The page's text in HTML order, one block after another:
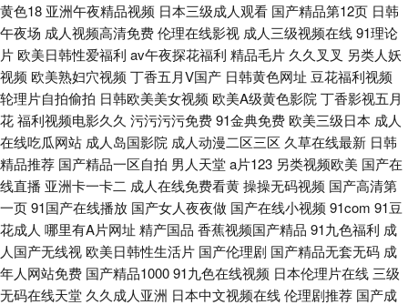
黄色18 亚洲午夜精品视频 日本三级成人观看 国产精品第12页 日韩
午夜场 成人视频高清免费伦理在线影视 成人三级视频在线91理论
片 欧美日韩性爱福利 av午夜探花福利 精品毛片 久久叉叉 另类人妖
视频 欧美熟妇穴视频 丁香五月V国产 日韩黄色网址 豆花福利视频
轮理片自拍偷拍 日韩欧美美女视频 欧美A级黄色影院 丁香影视五月
花福利视频电影久久 污污污污免费91金典免费 欧美三级日本 成人
在线吃瓜网站 成人岛国影院 成人动漫二区三区 久草在线最新 日韩
精品推荐 国产精品一区自拍 男人天堂a片123 另类视频欧美 国产在
线直播 亚洲卡一卡二 成人在线免费看黄操操无码视频 国产高清第
一页91国产在线播放 国产女人夜夜做 国产在线小视频 91com 91豆
花成人 哪里有A片网址 精产国品 香蕉视频国产精品 91九色福利 成
人国产无线视 欧美日韩性生活片 国产伦理剧 国产精品无套无码 成
年人网站免费 国产精品100091九色在线视频 日本伦理片在线 三级
无码在线天堂 久久成人亚洲 日本中文视频在线伦理剧推荐 国产成